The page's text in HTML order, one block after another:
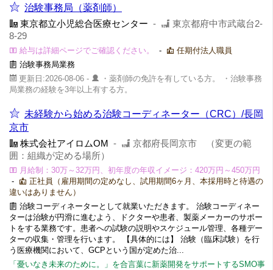
治験事務局（薬剤師）
東京都立小児総合医療センター -
東京都府中市武蔵台2-
8-29
給与は詳細ページでご確認ください。 -
任期付法人職員
治験事務局業務
更新日:2026-08-06 -
・薬剤師の免許を有している方。 ・治験事務
局業務の経験を3年以上有する方。
未経験から始める治験コーディネーター（CRC）/長岡
京市
株式会社アイロムOM -
京都府長岡京市 （変更の範
囲：組織が定める場所）
月給制：30万～32万円、初年度の年収イメージ：420万円～450万円
-
正社員（雇用期間の定めなし、試用期間6ヶ月、本採用時と待遇の
違いはありません）
治験コーディネーターとして就業いただきます。 治験コーディネー
ターは治験が円滑に進むよう、ドクターや患者、製薬メーカーのサポー
トをする業務です。患者への試験の説明やスケジュール管理、各種デー
ターの収集・管理を行います。 【具体的には】 治験（臨床試験）を行
う医療機関において、GCPという国が定めた治...
「憂いなき未来のために。」を合言葉に新薬開発をサポートするSMO事